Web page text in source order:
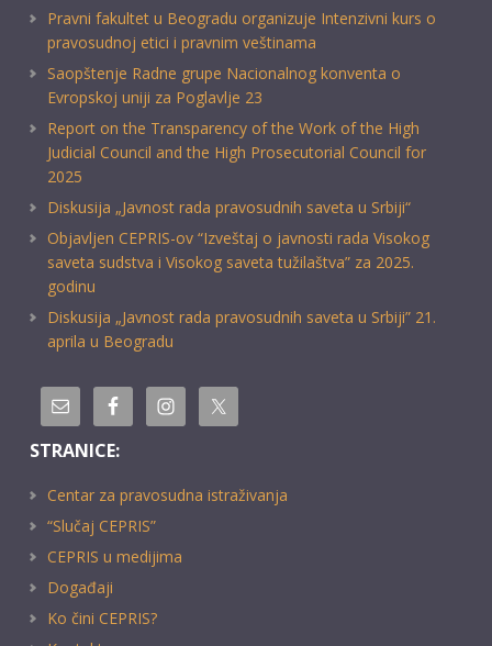
Pravni fakultet u Beogradu organizuje Intenzivni kurs o
pravosudnoj etici i pravnim veštinama
Saopštenje Radne grupe Nacionalnog konventa o
Evropskoj uniji za Poglavlje 23
Report on the Transparency of the Work of the High
Judicial Council and the High Prosecutorial Council for
2025
Diskusija „Javnost rada pravosudnih saveta u Srbiji“
Objavljen CEPRIS-ov “Izveštaj o javnosti rada Visokog
saveta sudstva i Visokog saveta tužilaštva” za 2025.
godinu
Diskusija „Javnost rada pravosudnih saveta u Srbiji” 21.
aprila u Beogradu
STRANICE:
Centar za pravosudna istraživanja
“Slučaj CEPRIS”
CEPRIS u medijima
Događaji
Ko čini CEPRIS?